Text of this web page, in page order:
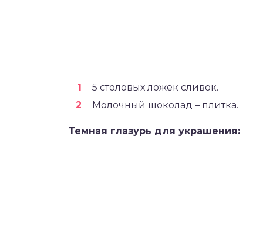
5 столовых ложек сливок.
Молочный шоколад – плитка.
Темная глазурь для украшения: